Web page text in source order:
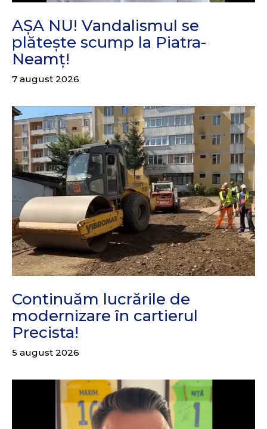
AȘA NU! Vandalismul se
plătește scump la Piatra-
Neamț!
7 august 2026
Continuăm lucrările de
modernizare în cartierul
Precista!
5 august 2026